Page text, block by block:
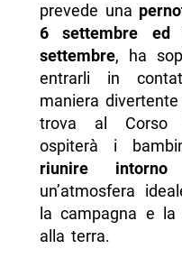
prevede una
6 settembre
settembre, ha
entrarli in
maniera
trova al Corso
ospiterà i
riunire
un’atmosfera
la campagna e
alla terra.